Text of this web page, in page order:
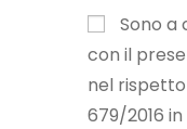
Sono a
con il
nel rispetto
679/2016